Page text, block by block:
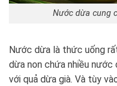
Nước dừa cung
Nước dừa là thức uống
dừa non chứa nhiều
với quả dừa già. Và tùy